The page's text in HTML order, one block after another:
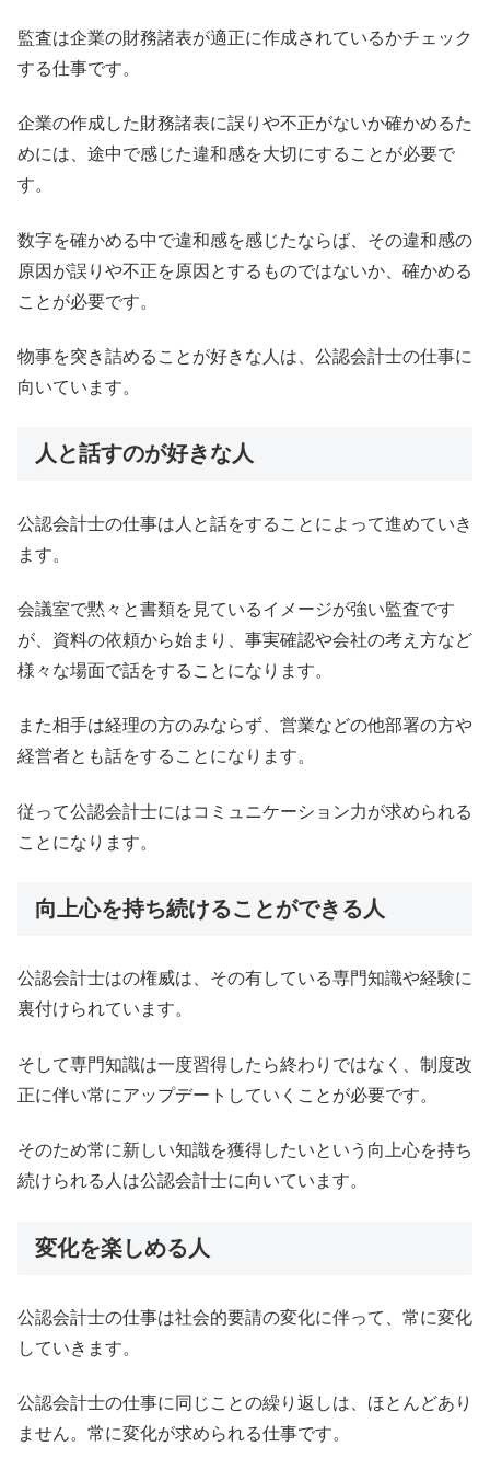
監査は企業の財務諸表が適正に作成されているかチェック
する仕事です。
企業の作成した財務諸表に誤りや不正がないか確かめるた
めには、途中で感じた違和感を大切にすることが必要で
す。
数字を確かめる中で違和感を感じたならば、その違和感の
原因が誤りや不正を原因とするものではないか、確かめる
ことが必要です。
物事を突き詰めることが好きな人は、公認会計士の仕事に
向いています。
人と話すのが好きな人
公認会計士の仕事は人と話をすることによって進めていき
ます。
会議室で黙々と書類を見ているイメージが強い監査です
が、資料の依頼から始まり、事実確認や会社の考え方など
様々な場面で話をすることになります。
また相手は経理の方のみならず、営業などの他部署の方や
経営者とも話をすることになります。
従って公認会計士にはコミュニケーション力が求められる
ことになります。
向上心を持ち続けることができる人
公認会計士はの権威は、その有している専門知識や経験に
裏付けられています。
そして専門知識は一度習得したら終わりではなく、制度改
正に伴い常にアップデートしていくことが必要です。
そのため常に新しい知識を獲得したいという向上心を持ち
続けられる人は公認会計士に向いています。
変化を楽しめる人
公認会計士の仕事は社会的要請の変化に伴って、常に変化
していきます。
公認会計士の仕事に同じことの繰り返しは、ほとんどあり
ません。常に変化が求められる仕事です。